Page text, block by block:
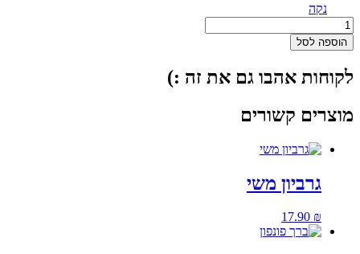
נקה
כמות
של
גרבי
תינוקות
טרנספרט
הוספה לסל
לקוחות אהבו גם את זה :)
מוצרים קשורים
גרביון משי
17.90 ₪